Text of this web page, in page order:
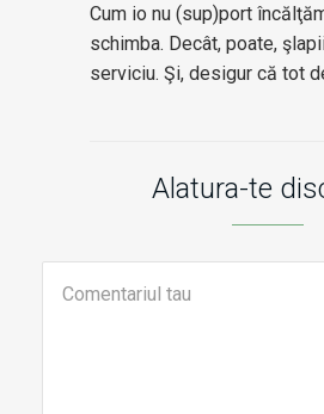
Cum io nu (sup)port
schimba. Decât, poate,
serviciu. Şi, desigur că tot
Alatura-te